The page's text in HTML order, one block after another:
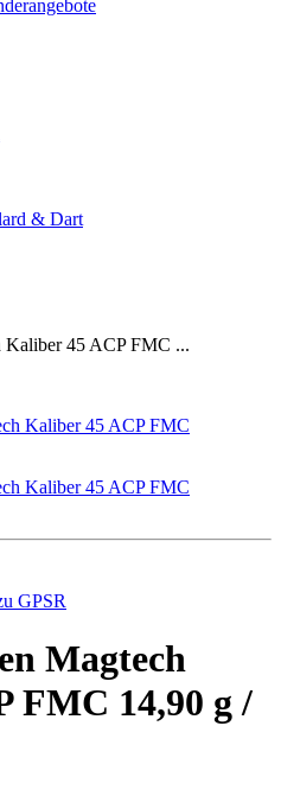
& Dart
Kaliber 45 ACP FMC ...
Magtech
FMC 14,90 g /